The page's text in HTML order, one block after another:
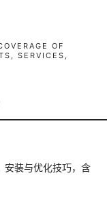
OF
SERVICES,
装与优化技巧，含